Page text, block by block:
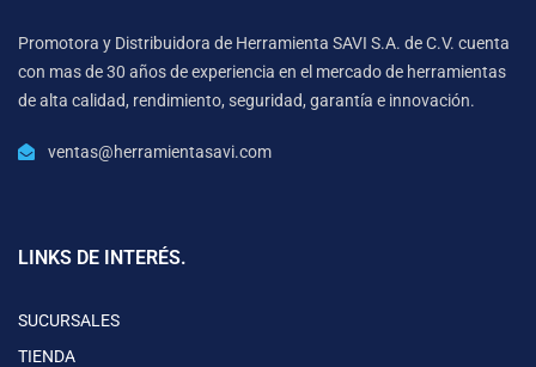
Promotora y Distribuidora de Herramienta SAVI S.A. de C.V. cuenta
con mas de 30 años de experiencia en el mercado de herramientas
de alta calidad, rendimiento, seguridad, garantía e innovación.
ventas@herramientasavi.com
LINKS DE INTERÉS.
SUCURSALES
TIENDA